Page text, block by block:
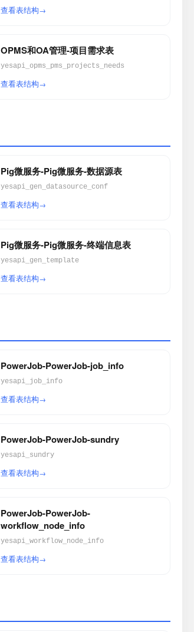
查看表结构
OPMS和OA管理-项目需求表
yesapi_opms_pms_projects_needs
查看表结构
Pig微服务-Pig微服务-数据源表
yesapi_gen_datasource_conf
查看表结构
Pig微服务-Pig微服务-终端信息表
yesapi_gen_template
查看表结构
PowerJob-PowerJob-job_info
yesapi_job_info
查看表结构
PowerJob-PowerJob-sundry
yesapi_sundry
查看表结构
PowerJob-PowerJob-
workflow_node_info
yesapi_workflow_node_info
查看表结构